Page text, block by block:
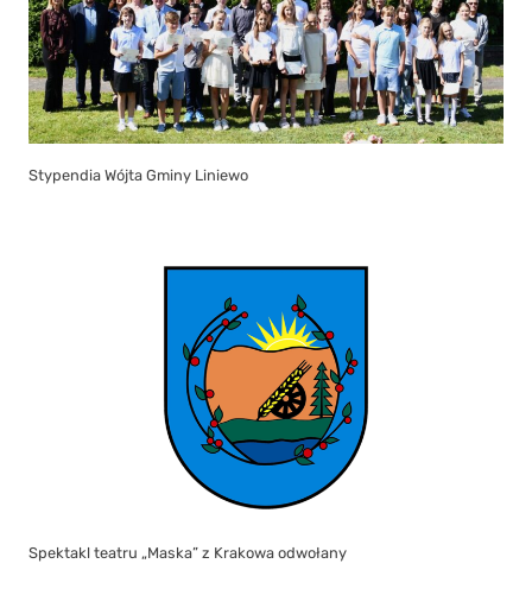
Stypendia Wójta Gminy Liniewo
Spektakl teatru „Maska” z Krakowa odwołany